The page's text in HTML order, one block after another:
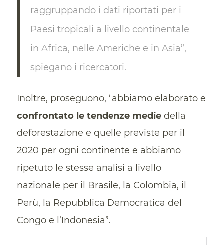
raggruppando i dati riportati per i
Paesi tropicali a livello continentale
in Africa, nelle Americhe e in Asia”,
spiegano i ricercatori.
Inoltre, proseguono, “abbiamo elaborato e
confrontato le tendenze mediedella
deforestazione e quelle previste per il
2020 per ogni continente e abbiamo
ripetuto le stesse analisi a livello
nazionale per il Brasile, la Colombia, il
Perù, la Repubblica Democratica del
Congo e l’Indonesia”.